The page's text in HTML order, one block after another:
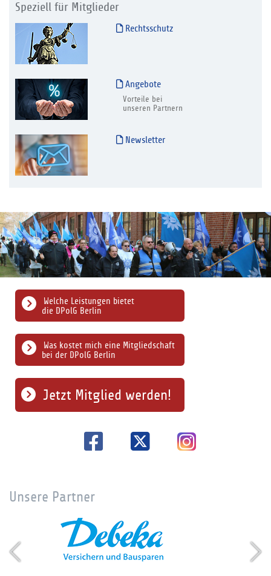
Speziell für Mitglieder
Rechtsschutz
Angebote
Vorteile bei
unseren Partnern
Newsletter
Was kostet mich eine Mitgliedschaft
bei der DPolG Berlin
Welche Leistungen bietet
die DPolG Berlin
Jetzt Mitglied werden!
Unsere Partner